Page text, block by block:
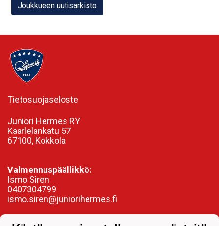
Joukkueen uutisarkisto
Tietosuojaseloste
Juniori Hermes RY
Kaarlelankatu 57
67100, Kokkola
Valmennuspäällikkö:
Ismo Siren
0407304799
ismo.siren@juniorihermes.fi